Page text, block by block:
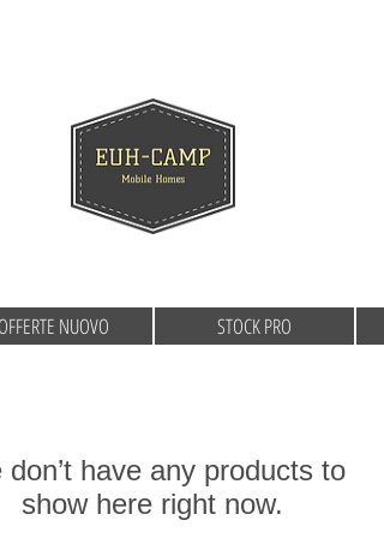
don’t have any products to
show here right now.
OFFERTE NUOVO STOCK PRO